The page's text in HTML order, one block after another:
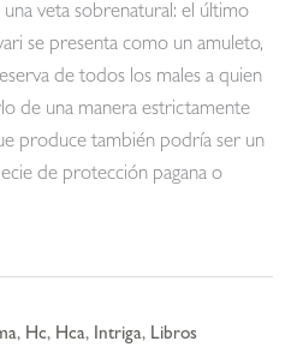
veta sobrenatural: el último
se presenta como un amuleto,
de todos los males a quien
de una manera estrictamente
produce también podría ser un
de protección pagana o
, Hc, Hca, Intriga, Libros